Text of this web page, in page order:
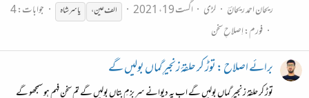
ریحان احمد ریحانؔ
لڑی اگست 19، 2021 الف عین ، یاسرشاہ
جوابات: 4
فورم:اِصلاحِ سخن
برائے اصلاح : توڑ کر حلقۂ زنجیرِ گماں بولیں گے
توڑ کر حلقۂ زنجیرِ گماں بولیں گے اب یہ دیوانے سرِ بزمِ بتاں بولیں گے تم سخن فہم ہو سمجھو گے